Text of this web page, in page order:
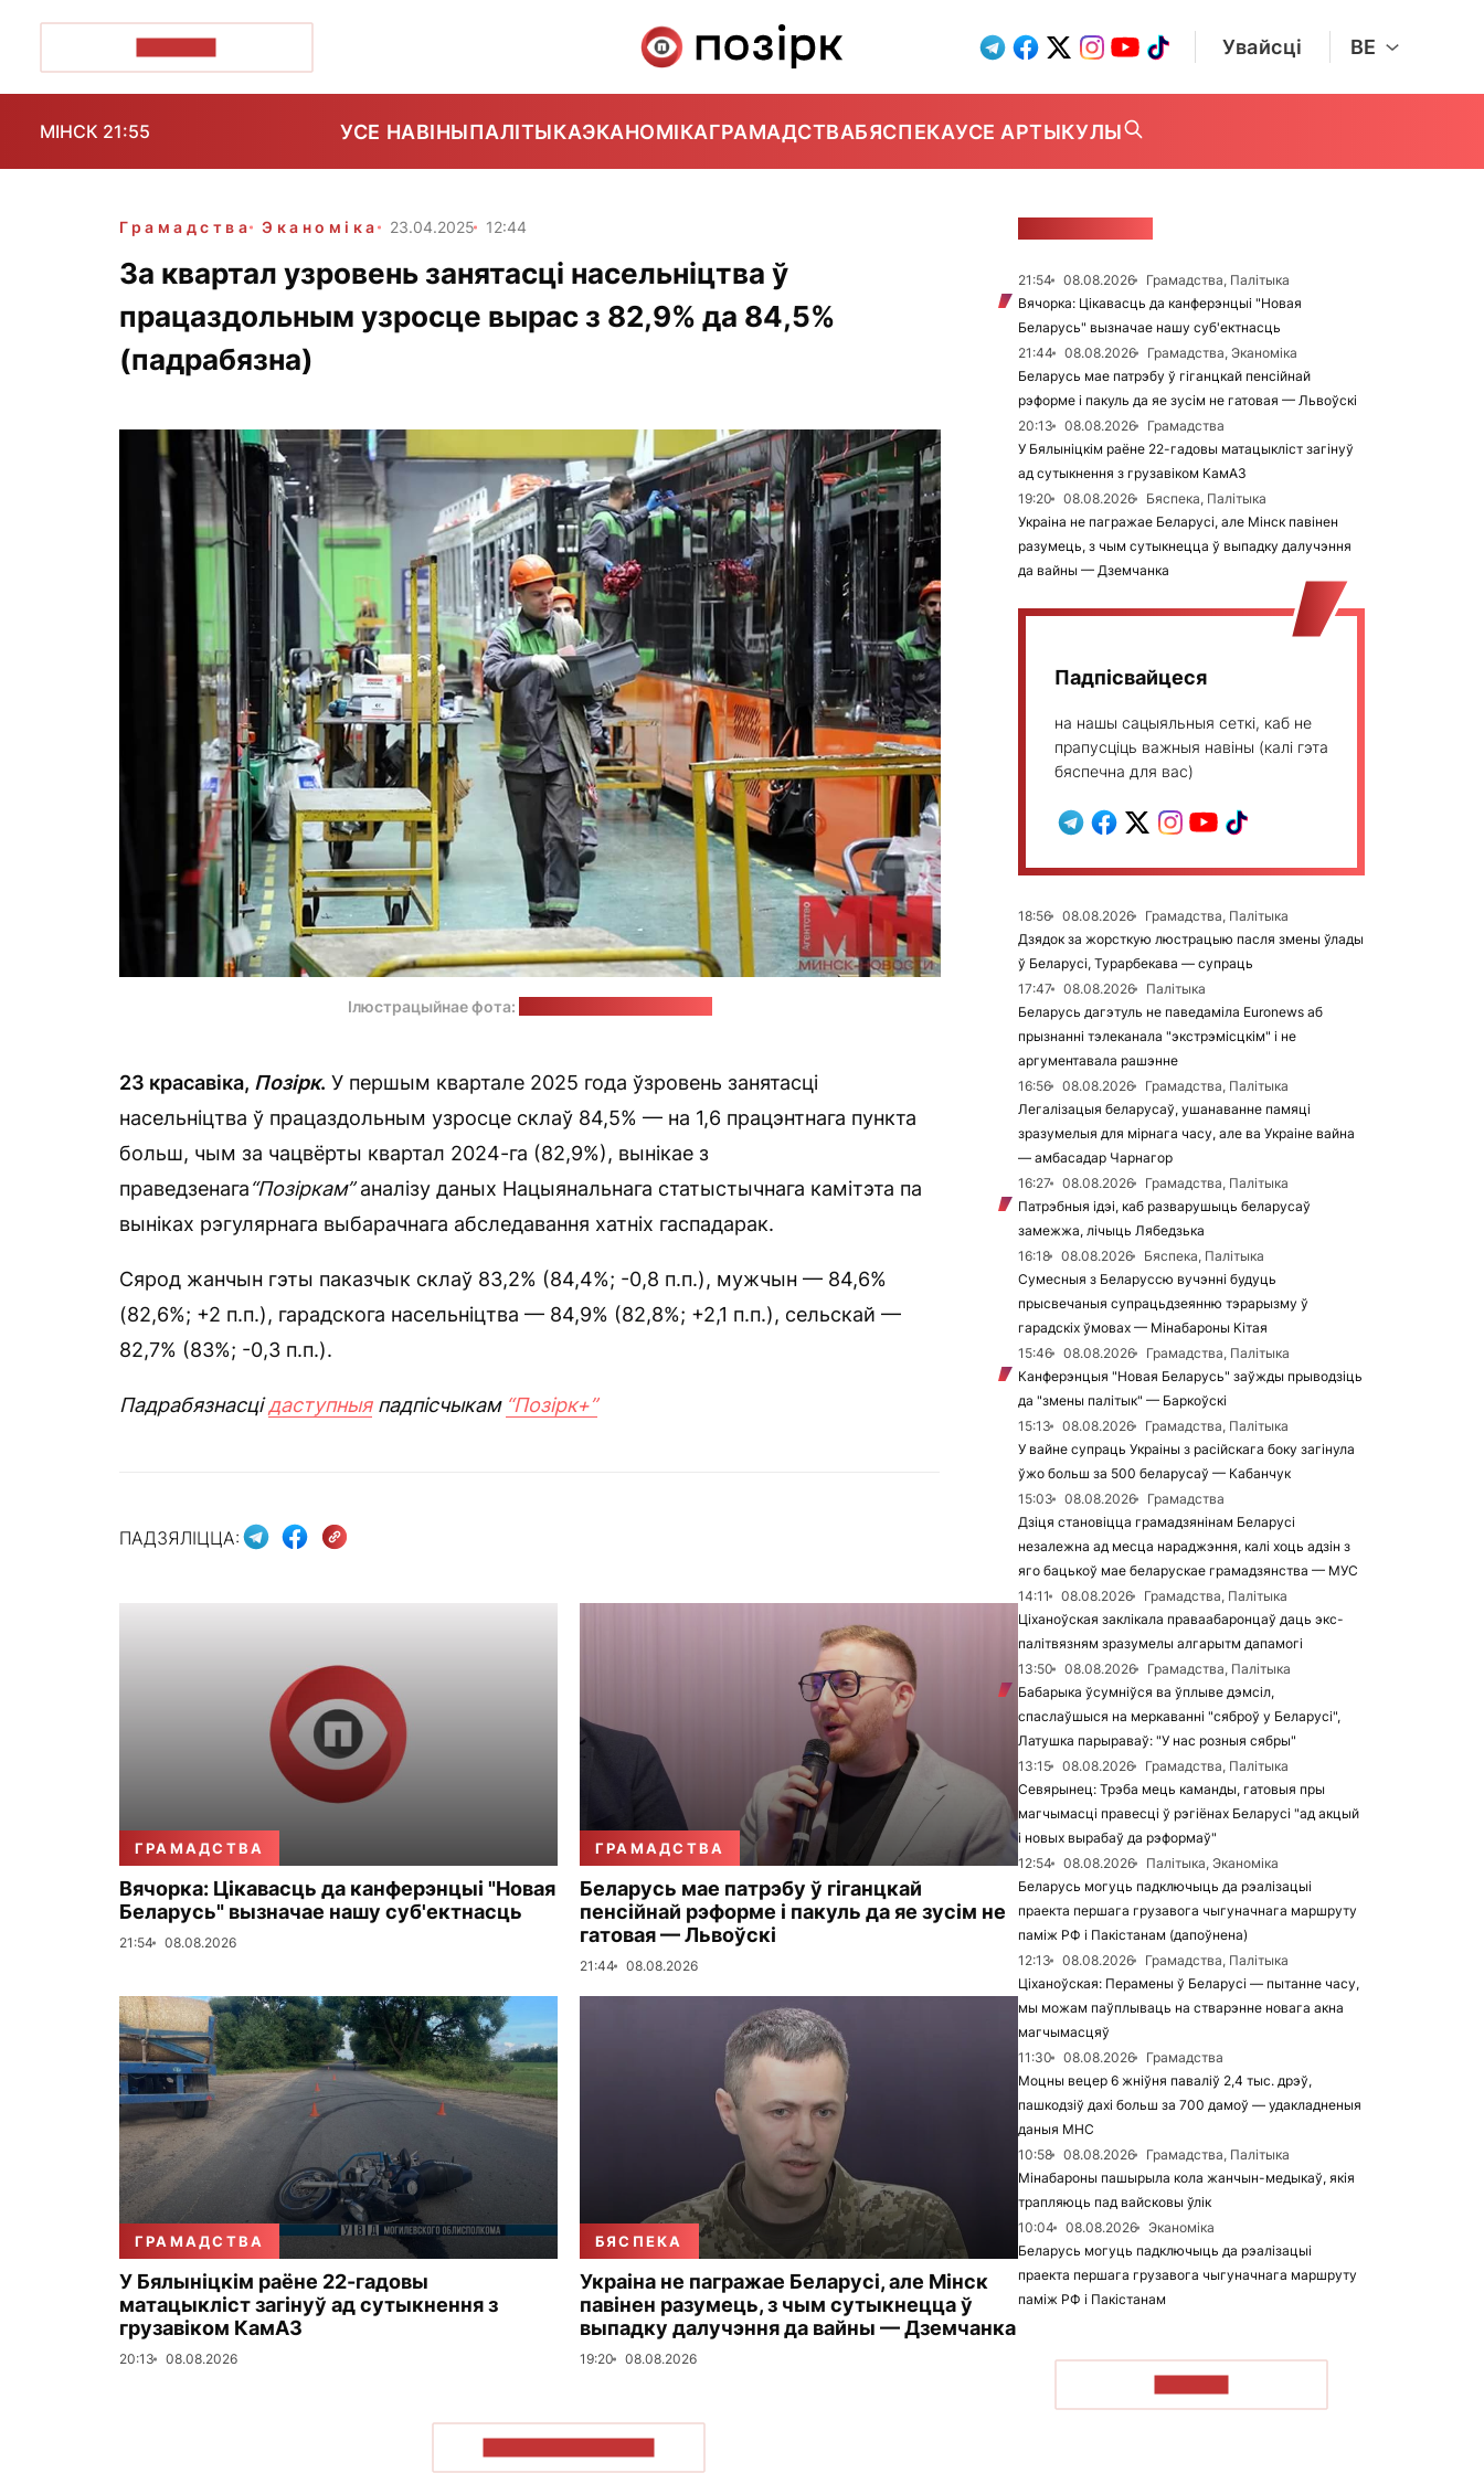
Увайсці BE
МІНСК 21:55 УСЕ НАВІНЫПАЛІТЫКАЭКАНОМІКАГРАМАДСТВАБЯСПЕКАУСЕ АРТЫКУЛЫ
Грамадства Эканоміка 23.04.2025 12:44
За квартал узровень занятасці насельніцтва ў
працаздольным узросце вырас з 82,9% да 84,5%
(падрабязна)
Ілюстрацыйнае фота:
23 красавіка, Позірк. У першым квартале 2025 года ўзровень занятасці
насельніцтва ў працаздольным узросце склаў 84,5% — на 1,6 працэнтнага пункта
больш, чым за чацвёрты квартал 2024-га (82,9%), вынікае з
праведзенага“Позіркам”аналізу даных Нацыянальнага статыстычнага камітэта па
выніках рэгулярнага выбарачнага абследавання хатніх гаспадарак.
Сярод жанчын гэты паказчык склаў 83,2% (84,4%; -0,8 п.п.), мужчын — 84,6%
(82,6%; +2 п.п.), гарадскога насельніцтва — 84,9% (82,8%; +2,1 п.п.), сельскай —
82,7% (83%; -0,3 п.п.).
Падрабязнасцідаступныяпадпісчыкам “Позірк+”
ПАДЗЯЛІЦЦА:
ГРАМАДСТВА
Вячорка: Цікавасць да канферэнцыі "Новая
Беларусь" вызначае нашу суб'ектнасць
21:54 08.08.2026
ГРАМАДСТВА
Беларусь мае патрэбу ў гіганцкай
пенсійнай рэформе і пакуль да яе зусім не
гатовая — Львоўскі
21:44 08.08.2026
ГРАМАДСТВА
У Бялыніцкім раёне 22-гадовы
матацыкліст загінуў ад сутыкнення з
грузавіком КамАЗ
20:13 08.08.2026
БЯСПЕКА
Украіна не пагражае Беларусі, але Мінск
павінен разумець, з чым сутыкнецца ў
выпадку далучэння да вайны — Дземчанка
19:20 08.08.2026
21:54 08.08.2026
Грамадства, Палітыка
Вячорка: Цікавасць да канферэнцыі "Новая
Беларусь" вызначае нашу суб'ектнасць
21:44
08.08.2026
Грамадства, Эканоміка
Беларусь мае патрэбу ў гіганцкай пенсійнай
рэформе і пакуль да яе зусім не гатовая — Львоўскі
20:13
08.08.2026
Грамадства
У Бялыніцкім раёне 22-гадовы матацыкліст загінуў
ад сутыкнення з грузавіком КамАЗ
19:20
08.08.2026
Бяспека, Палітыка
Украіна не пагражае Беларусі, але Мінск павінен
разумець, з чым сутыкнецца ў выпадку далучэння
да вайны — Дземчанка
Падпісвайцеся
на нашы сацыяльныя сеткі, каб не
прапусціць важныя навіны (калі гэта
бяспечна для вас)
18:56 08.08.2026
Грамадства, Палітыка
Дзядок за жорсткую люстрацыю пасля змены ўлады
ў Беларусі, Турарбекава — супраць
17:47
08.08.2026
Палітыка
Беларусь дагэтуль не паведаміла Euronews аб
прызнанні тэлеканала "экстрэмісцкім" і не
аргументавала рашэнне
16:56
08.08.2026
Грамадства, Палітыка
Легалізацыя беларусаў, ушанаванне памяці
зразумелыя для мірнага часу, але ва Украіне вайна
— амбасадар Чарнагор
16:27
08.08.2026
Грамадства, Палітыка
Патрэбныя ідэі, каб разварушыць беларусаў
замежжа, лічыць Лябедзька
16:18
08.08.2026
Бяспека, Палітыка
Сумесныя з Беларуссю вучэнні будуць
прысвечаныя супрацьдзеянню тэрарызму ў
гарадскіх ўмовах — Мінабароны Кітая
15:46
08.08.2026
Грамадства, Палітыка
Канферэнцыя "Новая Беларусь" заўжды прыводзіць
да "змены палітык" — Баркоўскі
15:13
08.08.2026
Грамадства, Палітыка
У вайне супраць Украіны з расійскага боку загінула
ўжо больш за 500 беларусаў — Кабанчук
15:03
08.08.2026
Грамадства
Дзіця становіцца грамадзянінам Беларусі
незалежна ад месца нараджэння, калі хоць адзін з
яго бацькоў мае беларускае грамадзянства — МУС
14:11
08.08.2026
Грамадства, Палітыка
Ціханоўская заклікала праваабаронцаў даць экс-
палітвязням зразумелы алгарытм дапамогі
13:50
08.08.2026
Грамадства, Палітыка
Бабарыка ўсумніўся ва ўплыве дэмсіл,
спаслаўшыся на меркаванні "сяброў у Беларусі",
Латушка парыраваў: "У нас розныя сябры"
13:15
08.08.2026
Грамадства, Палітыка
Севярынец: Трэба мець каманды, гатовыя пры
магчымасці правесці ў рэгіёнах Беларусі "ад акцый
і новых вырабаў да рэформаў"
12:54
08.08.2026
Палітыка, Эканоміка
Беларусь могуць падключыць да рэалізацыі
праекта першага грузавога чыгуначнага маршруту
паміж РФ і Пакістанам (дапоўнена)
12:13
08.08.2026
Грамадства, Палітыка
Ціханоўская: Перамены ў Беларусі — пытанне часу,
мы можам паўплываць на стварэнне новага акна
магчымасцяў
11:30
08.08.2026
Грамадства
Моцны вецер 6 жніўня паваліў 2,4 тыс. дрэў,
пашкодзіў дахі больш за 700 дамоў — удакладненыя
даныя МНС
10:58
08.08.2026
Грамадства, Палітыка
Мінабароны пашырыла кола жанчын-медыкаў, якія
трапляюць пад вайсковы ўлік
10:04
08.08.2026
Эканоміка
Беларусь могуць падключыць да рэалізацыі
праекта першага грузавога чыгуначнага маршруту
паміж РФ і Пакістанам